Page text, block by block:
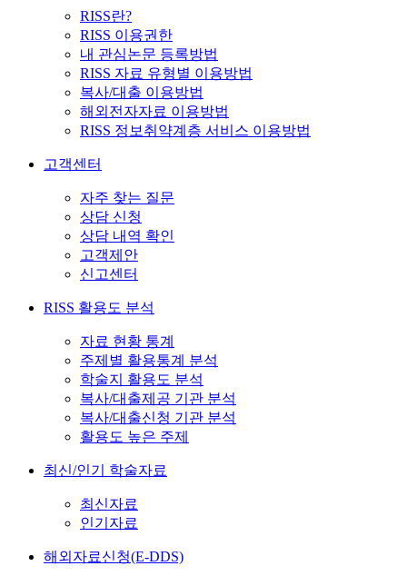
RISS란?
RISS 이용권한
내 관심논문 등록방법
RISS 자료 유형별 이용방법
복사/대출 이용방법
해외전자자료 이용방법
RISS 정보취약계층 서비스 이용방법
고객센터
자주 찾는 질문
상담 신청
상담 내역 확인
고객제안
신고센터
RISS 활용도 분석
자료 현황 통계
주제별 활용통계 분석
학술지 활용도 분석
복사/대출제공 기관 분석
복사/대출신청 기관 분석
활용도 높은 주제
최신/인기 학술자료
최신자료
인기자료
해외자료신청(E-DDS)